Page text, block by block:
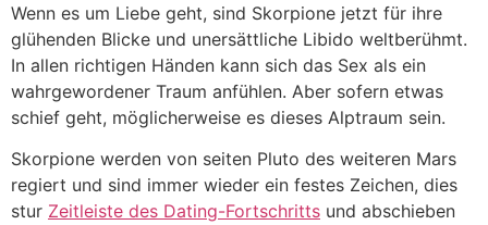
Wenn es um Liebe geht, sind Skorpione jetzt für ihre
glühenden Blicke und unersättliche Libido weltberühmt.
In allen richtigen Händen kann sich das Sex als ein
wahrgewordener Traum anfühlen. Aber sofern etwas
schief geht, möglicherweise es dieses Alptraum sein.
Skorpione werden von seiten Pluto des weiteren Mars
regiert und sind immer wieder ein festes Zeichen, dies
stur Zeitleiste des Dating-Fortschritts und abschieben